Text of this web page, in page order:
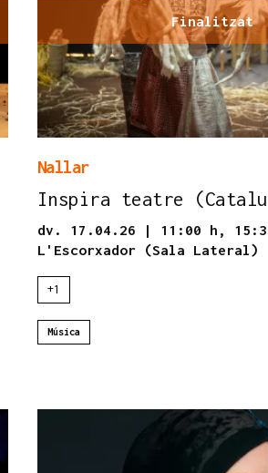
Finalitzat
Nallar
Inspira teatre
dv. 17.04.26 | 11:00 h,
L'Escorxador (Sala Lateral)
+1
Música